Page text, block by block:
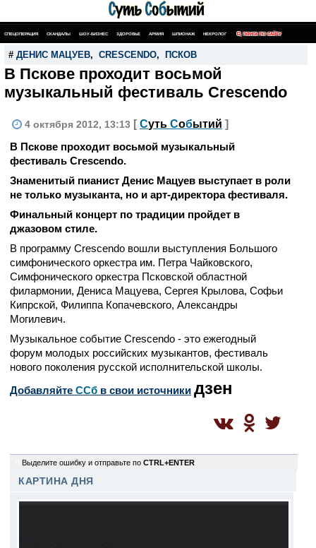
СПЕЦОПЕРАЦИЯ СКАНДАЛЫ ШОУ-БИЗНЕС ЗДОРОВЬЕ АРМИЯ ШПИОНАЖ НЕКРОЛОГ ПОИСК ПО САЙТУ
# ДЕНИС МАЦУЕВ, CRESCENDO, ПСКОВ
В Пскове проходит восьмой
музыкальный фестиваль Crescendo
4 октября 2012, 13:13 [ Суть Событий ]
В Пскове проходит восьмой музыкальный
фестиваль Crescendo.
Знаменитый пианист Денис Мацуев выступает в роли
не только музыканта, но и арт-директора фестиваля.
Финальный концерт по традиции пройдет в
джазовом стиле.
В программу Crescendo вошли выступления Большого
симфонического оркестра им. Петра Чайковского,
Симфонического оркестра Псковской областной
филармонии, Дениса Мацуева, Сергея Крылова, Софьи
Кипрской, Филиппа Копачевского, Александры
Могилевич.
Музыкальное событие Crescendo - это ежегодный
форум молодых российских музыкантов, фестиваль
нового поколения русской исполнительской школы.
Добавляйте CСб в свои источники дзен
Выделите ошибку и отправьте по CTRL+ENTER
КАРТИНА ДНЯ